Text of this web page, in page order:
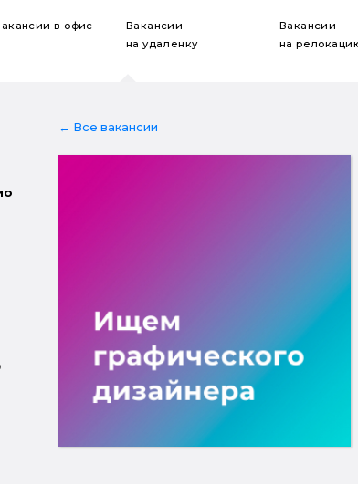
в офис
Вакансии
на удаленку
Вакансии
на
← Все вакансии